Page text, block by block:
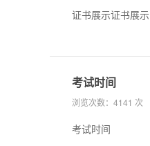
证书展示证书展示
考试时间
浏览次数： 4141 次
考试时间